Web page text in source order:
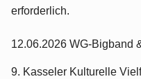
erforderlich.
12.06.2026 WG-Bigband
9. Kasseler Kulturelle